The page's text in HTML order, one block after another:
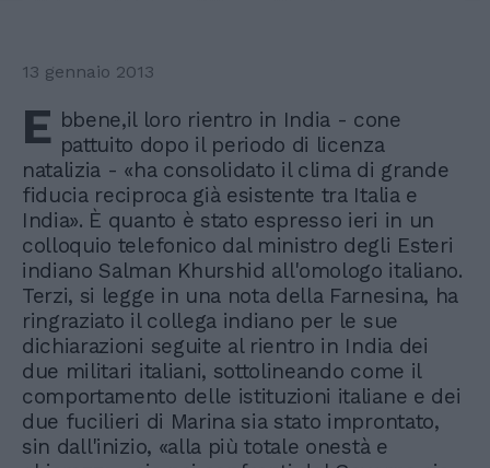
13 gennaio 2013
E bbene,il loro rientro in India - cone
pattuito dopo il periodo di licenza
natalizia - «ha consolidato il clima di grande
fiducia reciproca già esistente tra Italia e
India». È quanto è stato espresso ieri in un
colloquio telefonico dal ministro degli Esteri
indiano Salman Khurshid all'omologo italiano.
Terzi, si legge in una nota della Farnesina, ha
ringraziato il collega indiano per le sue
dichiarazioni seguite al rientro in India dei
due militari italiani, sottolineando come il
comportamento delle istituzioni italiane e dei
due fucilieri di Marina sia stato improntato,
sin dall'inizio, «alla più totale onestà e